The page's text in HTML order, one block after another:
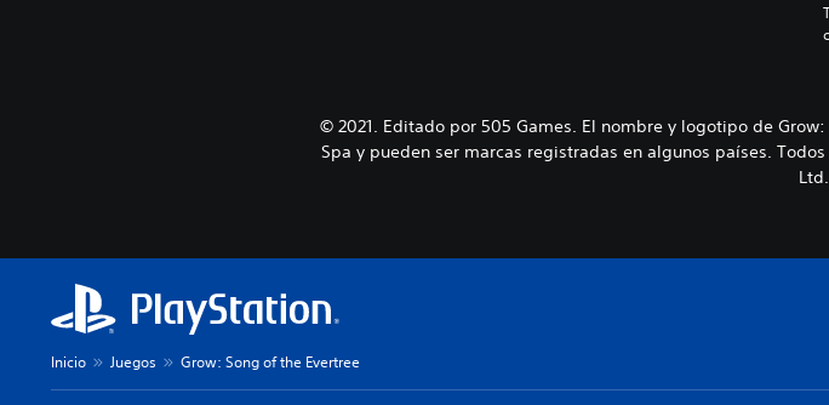
© 2021. Editado por 505 Games. El nombre y logotipo de
Spa y pueden ser marcas registradas en algunos países.
Ltd.
Inicio Juegos Grow: Song of the Evertree